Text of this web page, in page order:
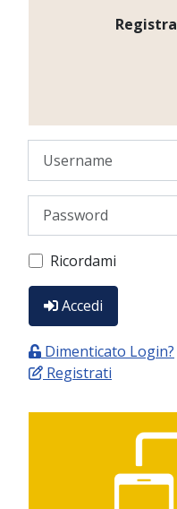
Username
Password
Ricordami
Accedi
Dimenticato Login?
Registrati